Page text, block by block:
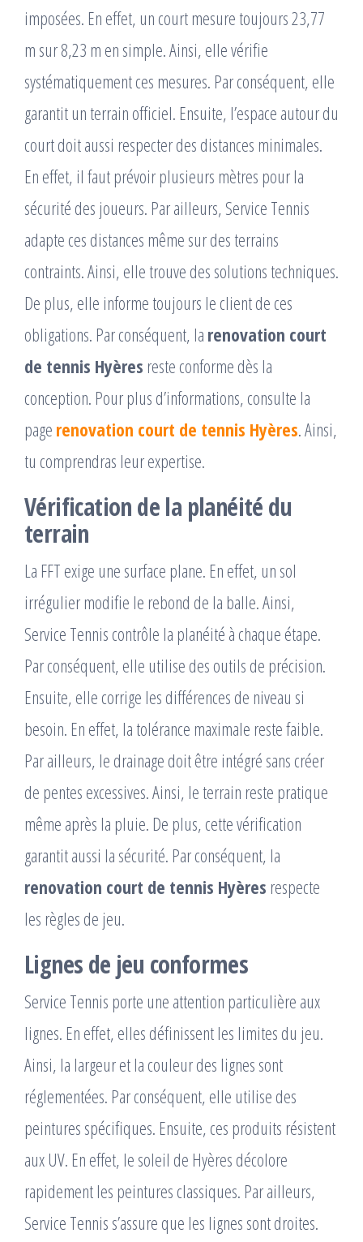
imposées. En effet, un court mesure toujours 23,77
m sur 8,23 m en simple. Ainsi, elle vérifie
systématiquement ces mesures. Par conséquent, elle
garantit un terrain officiel. Ensuite, l’espace autour du
court doit aussi respecter des distances minimales.
En effet, il faut prévoir plusieurs mètres pour la
sécurité des joueurs. Par ailleurs, Service Tennis
adapte ces distances même sur des terrains
contraints. Ainsi, elle trouve des solutions techniques.
De plus, elle informe toujours le client de ces
obligations. Par conséquent, la renovation court
de tennis Hyères reste conforme dès la
conception. Pour plus d’informations, consulte la
page renovation court de tennis Hyères. Ainsi,
tu comprendras leur expertise.
Vérification de la planéité du
terrain
La FFT exige une surface plane. En effet, un sol
irrégulier modifie le rebond de la balle. Ainsi,
Service Tennis contrôle la planéité à chaque étape.
Par conséquent, elle utilise des outils de précision.
Ensuite, elle corrige les différences de niveau si
besoin. En effet, la tolérance maximale reste faible.
Par ailleurs, le drainage doit être intégré sans créer
de pentes excessives. Ainsi, le terrain reste pratique
même après la pluie. De plus, cette vérification
garantit aussi la sécurité. Par conséquent, la
renovation court de tennis Hyères respecte
les règles de jeu.
Lignes de jeu conformes
Service Tennis porte une attention particulière aux
lignes. En effet, elles définissent les limites du jeu.
Ainsi, la largeur et la couleur des lignes sont
réglementées. Par conséquent, elle utilise des
peintures spécifiques. Ensuite, ces produits résistent
aux UV. En effet, le soleil de Hyères décolore
rapidement les peintures classiques. Par ailleurs,
Service Tennis s’assure que les lignes sont droites.